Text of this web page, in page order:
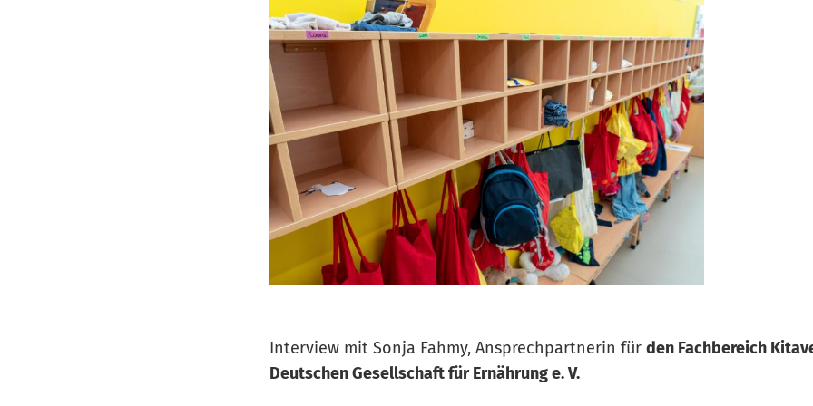
Interview mit Sonja Fahmy, Ansprechpartnerin für den Fachbereich
Deutschen Gesellschaft für Ernährung e. V.